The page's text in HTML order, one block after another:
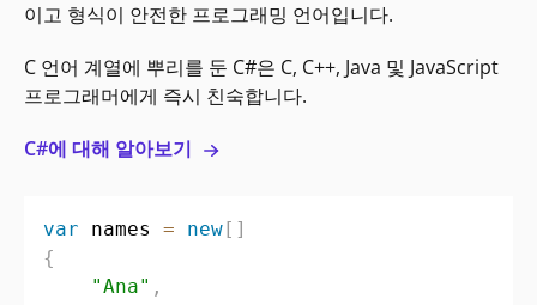
이고 형식이 안전한 프로그래밍 언어입니다.
C 언어 계열에 뿌리를 둔 C#은 C, C++, Java 및 JavaScript
프로그래머에게 즉시 친숙합니다.
C#에 대해 알아보기
var names = new[ ]
{
"Ana" ,